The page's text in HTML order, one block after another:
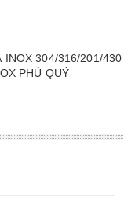
INOX 304/316/201/430
PHÚ QUÝ